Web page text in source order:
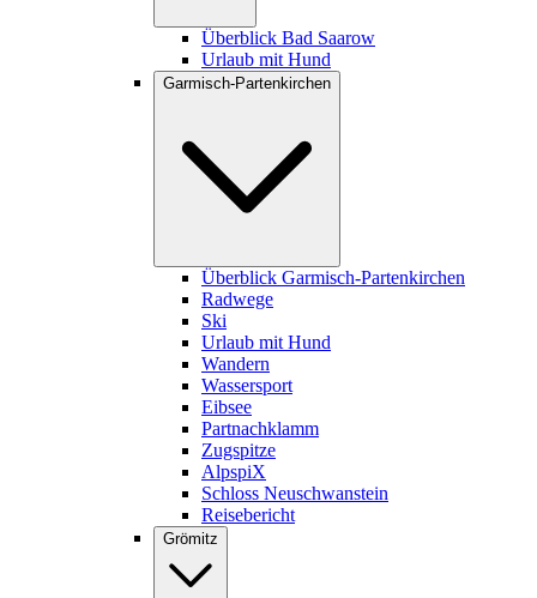
Überblick Bad Saarow
Urlaub mit Hund
Garmisch-Partenkirchen
Überblick Garmisch-Partenkirchen
Radwege
Ski
Urlaub mit Hund
Wandern
Wassersport
Eibsee
Partnachklamm
Zugspitze
AlpspiX
Schloss Neuschwanstein
Reisebericht
Grömitz